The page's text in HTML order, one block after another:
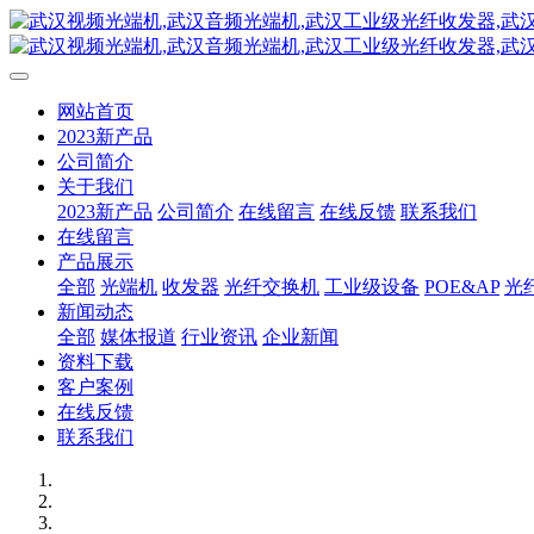
网站首页
2023新产品
公司简介
关于我们
2023新产品 公司简介 在线留言 在线反馈 联系我们
在线留言
产品展示
全部 光端机 收发器 光纤交换机 工业级设备 POE&AP 光
新闻动态
全部 媒体报道 行业资讯 企业新闻
资料下载
客户案例
在线反馈
联系我们